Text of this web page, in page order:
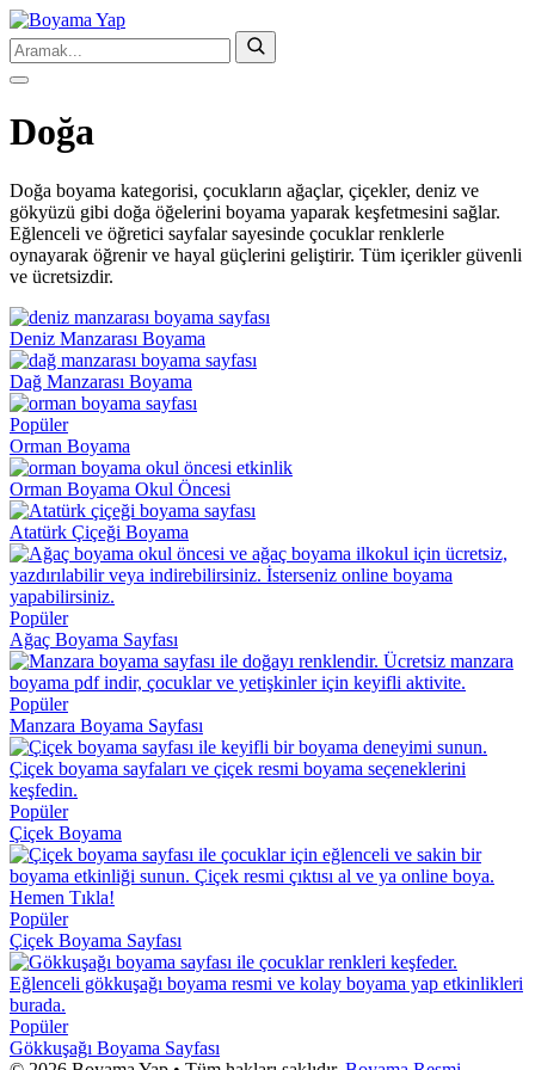
Doğa
Doğa boyama kategorisi, çocukların ağaçlar, çiçekler, deniz ve
gökyüzü gibi doğa öğelerini boyama yaparak keşfetmesini sağlar.
Eğlenceli ve öğretici sayfalar sayesinde çocuklar renklerle
oynayarak öğrenir ve hayal güçlerini geliştirir. Tüm içerikler güvenli
ve ücretsizdir.
Deniz Manzarası Boyama
Dağ Manzarası Boyama
Popüler
Orman Boyama
Orman Boyama Okul Öncesi
Atatürk Çiçeği Boyama
Popüler
Ağaç Boyama Sayfası
Popüler
Manzara Boyama Sayfası
Popüler
Çiçek Boyama
Popüler
Çiçek Boyama Sayfası
Popüler
Gökkuşağı Boyama Sayfası